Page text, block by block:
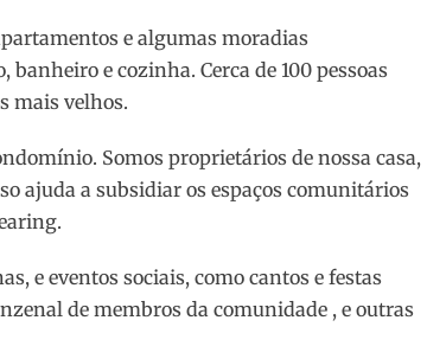
e algumas moradias
e cozinha. Cerca de 100 pessoas
mais velhos.
Somos proprietários de nossa casa,
ajuda a subsidiar os espaços comunitários
e eventos sociais, como cantos e festas
de membros da comunidade , e outras